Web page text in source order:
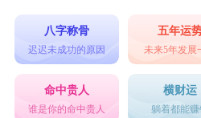
八字称骨
迟迟未成功的原因
五年运
未来5年发展
命中贵人
谁是你的命中贵人
横财运
躺着都能赚